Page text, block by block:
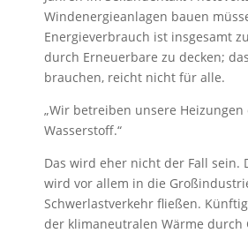
Windenergieanlagen bauen
Energieverbrauch ist insgesamt
durch Erneuerbare zu decken;
brauchen, reicht nicht für alle.
„Wir betreiben unsere
Wasserstoff.“
Das wird eher nicht der Fall sein.
wird vor allem in die
Schwerlastverkehr fließen.
der klimaneutralen Wärme